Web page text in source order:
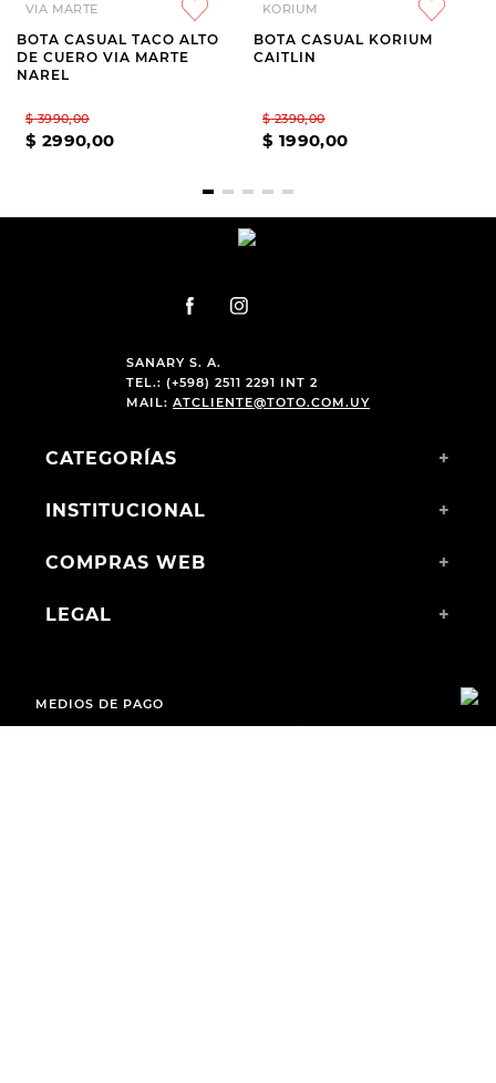
VIA MARTE
BOTA CASUAL TACO ALTO
DE CUERO VIA MARTE
NAREL
$ 3990,00
$ 2990,00
KORIUM
BOTA CASUAL KORIUM
CAITLIN
$ 2390,00
$ 1990,00
SANARY S. A.
TEL.: (+598) 2511 2291 INT 2
MAIL: ATCLIENTE@TOTO.COM.UY
CATEGORÍAS +
INSTITUCIONAL +
COMPRAS WEB +
LEGAL +
MEDIOS DE PAGO